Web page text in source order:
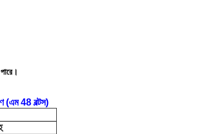
(এম 48 বল্টস)